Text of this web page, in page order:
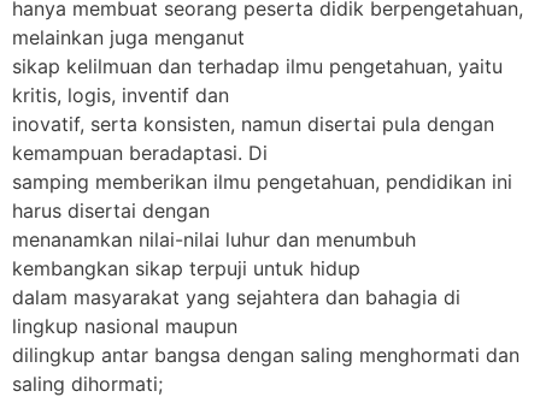
hanya membuat seorang peserta didik berpengetahuan,
melainkan juga menganut
sikap kelilmuan dan terhadap ilmu pengetahuan, yaitu
kritis, logis, inventif dan
inovatif, serta konsisten, namun disertai pula dengan
kemampuan beradaptasi. Di
samping memberikan ilmu pengetahuan, pendidikan ini
harus disertai dengan
menanamkan nilai-nilai luhur dan menumbuh
kembangkan sikap terpuji untuk hidup
dalam masyarakat yang sejahtera dan bahagia di
lingkup nasional maupun
dilingkup antar bangsa dengan saling menghormati dan
saling dihormati;